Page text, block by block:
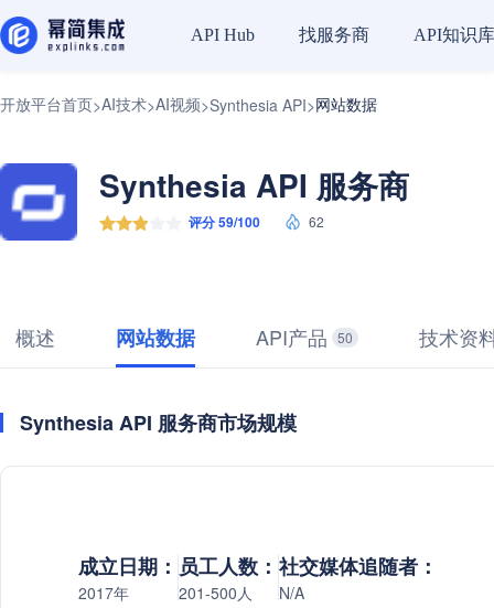
API Hub 找服务商 API知识库
开放平台首页>AI技术>AI视频>Synthesia API>网站数据
Synthesia API 服务商
评分 59/100 62
概述 网站数据 API产品 50 技术资
Synthesia API 服务商市场规模
成立日期：
2017年
员工人数：
201-500人
社交媒体追随者：
N/A